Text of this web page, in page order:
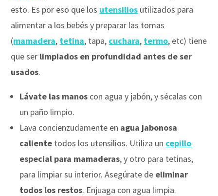
esto. Es por eso que los utensilios utilizados para
alimentar a los bebés y preparar las tomas
(mamadera, tetina, tapa, cuchara, termo, etc) tiene
que ser limpiados en profundidad antes de ser
usados.
Lávate las manos con agua y jabón, y sécalas con
un paño limpio.
Lava concienzudamente en agua jabonosa
caliente todos los utensilios. Utiliza un cepillo
especial para mamaderas, y otro para tetinas,
para limpiar su interior. Asegúrate de eliminar
todos los restos. Enjuaga con agua limpia.